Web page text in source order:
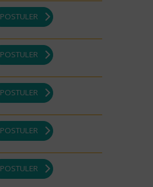
POSTULER
POSTULER
POSTULER
POSTULER
POSTULER